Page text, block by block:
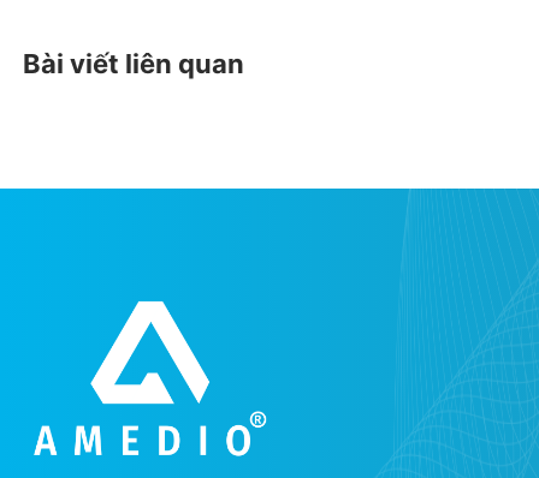
Bài viết liên quan